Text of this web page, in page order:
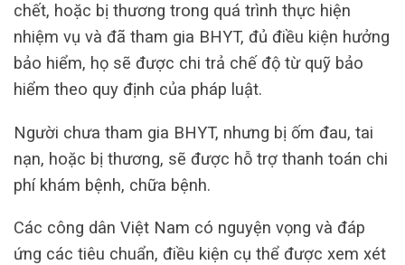
chết, hoặc bị thương trong quá trình thực hiện
nhiệm vụ và đã tham gia BHYT, đủ điều kiện hưởng
bảo hiểm, họ sẽ được chi trả chế độ từ quỹ bảo
hiểm theo quy định của pháp luật.
Người chưa tham gia BHYT, nhưng bị ốm đau, tai
nạn, hoặc bị thương, sẽ được hỗ trợ thanh toán chi
phí khám bệnh, chữa bệnh.
Các công dân Việt Nam có nguyện vọng và đáp
ứng các tiêu chuẩn, điều kiện cụ thể được xem xét